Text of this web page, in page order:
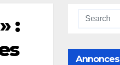
:
Annonces